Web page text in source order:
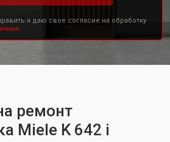
я даю свое согласие на обработку
ремонт
Miele K 642 i